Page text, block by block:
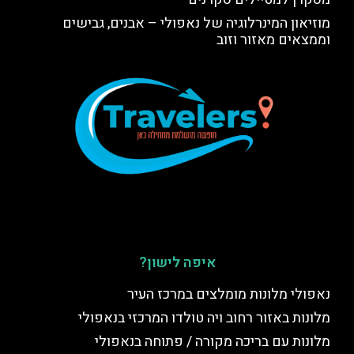
מוזיאון המינרלוגיה של נאפולי – אבנים, גבישים
וממצאים מאזור וזוב
איפה לישון?
נאפולי מלונות מומלצים במרכז העיר
מלונות באזור רחוב ויה טולדו המרכזי בנאפולי
מלונות עם בריכה מקורה / פתוחה בנאפולי